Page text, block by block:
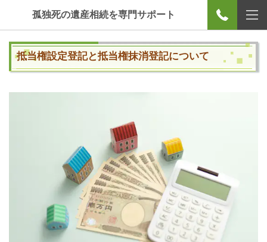
孤独死の遺産相続を専門サポート
抵当権設定登記と抵当権抹消登記について